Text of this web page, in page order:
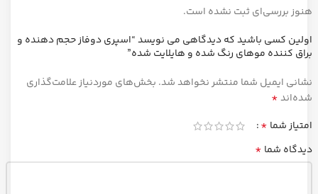
هنوز بررسی‌ای ثبت نشده است.
اولین کسی باشید که دیدگاهی می نویسد “اسپری دوفاز حجم دهنده و
براق کننده موهای رنگ شده و هایلایت شده”
نشانی ایمیل شما منتشر نخواهد شد. بخش‌های موردنیاز علامت‌گذاری
شده‌اند*
امتیاز شما *
دیدگاه شما *